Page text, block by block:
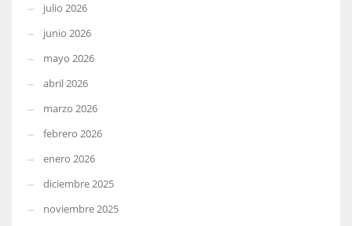
julio 2026
junio 2026
mayo 2026
abril 2026
marzo 2026
febrero 2026
enero 2026
diciembre 2025
noviembre 2025